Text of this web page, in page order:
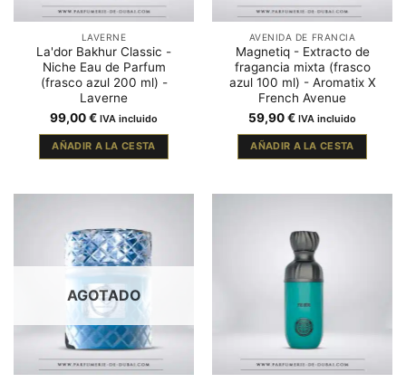
LAVERNE
La'dor Bakhur Classic -
Niche Eau de Parfum
(frasco azul 200 ml) -
Laverne
99,00€ IVA incluido
AÑADIR A LA CESTA
AVENIDA DE FRANCIA
Magnetiq - Extracto de
fragancia mixta (frasco
azul 100 ml) - Aromatix X
French Avenue
59,90€ IVA incluido
AÑADIR A LA CESTA
AGOTADO